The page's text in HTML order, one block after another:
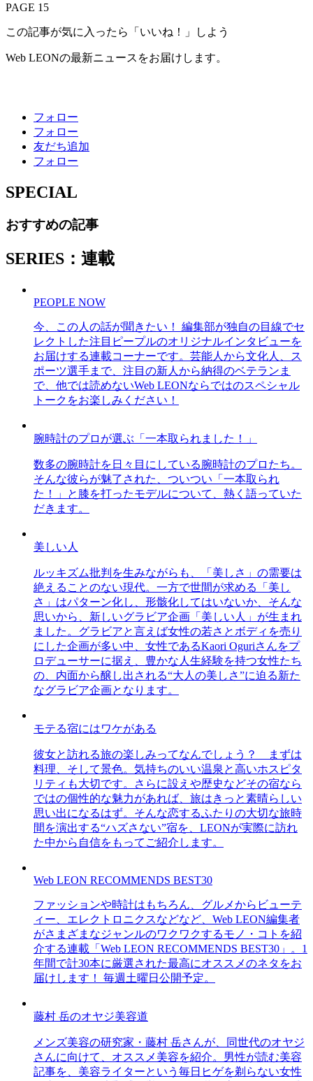
PAGE 15
この記事が気に入ったら「いいね！」しよう
Web LEONの最新ニュースをお届けします。
フォロー
フォロー
友だち追加
フォロー
SPECIAL
おすすめの記事
SERIES：連載
PEOPLE NOW
今、この人の話が聞きたい！ 編集部が独自の目線でセ
レクトした注目ピープルのオリジナルインタビューを
お届けする連載コーナーです。芸能人から文化人、ス
ポーツ選手まで、注目の新人から納得のベテランま
で、他では読めないWeb LEONならではのスペシャル
トークをお楽しみください！
腕時計のプロが選ぶ「一本取られました！」
数多の腕時計を日々目にしている腕時計のプロたち。
そんな彼らが魅了された、ついつい「一本取られ
た！」と膝を打ったモデルについて、熱く語っていた
だきます。
美しい人
ルッキズム批判を生みながらも、「美しさ」の需要は
絶えることのない現代。一方で世間が求める「美し
さ」はパターン化し、形骸化してはいないか、そんな
思いから、新しいグラビア企画「美しい人」が生まれ
ました。グラビアと言えば女性の若さとボディを売り
にした企画が多い中、女性であるKaori Oguriさんをプ
ロデューサーに据え、豊かな人生経験を持つ女性たち
の、内面から醸し出される“大人の美しさ”に迫る新た
なグラビア企画となります。
モテる宿にはワケがある
彼女と訪れる旅の楽しみってなんでしょう？ まずは
料理、そして景色。気持ちのいい温泉と高いホスピタ
リティも大切です。さらに設えや歴史などその宿なら
ではの個性的な魅力があれば、旅はきっと素晴らしい
思い出になるはず。そんな恋するふたりの大切な旅時
間を演出する“ハズさない”宿を、LEONが実際に訪れ
た中から自信をもってご紹介します。
Web LEON RECOMMENDS BEST30
ファッションや時計はもちろん、グルメからビューテ
ィー、エレクトロニクスなどなど、Web LEON編集者
がさまざまなジャンルのワクワクするモノ・コトを紹
介する連載「Web LEON RECOMMENDS BEST30」。1
年間で計30本に厳選された最高にオススメのネタをお
届けします！ 毎週土曜日公開予定。
藤村 岳のオヤジ美容道
メンズ美容の研究家・藤村 岳さんが、同世代のオヤジ
さんに向けて、オススメ美容を紹介。男性が読む美容
記事を、美容ライターという毎日ヒゲを剃らない女性